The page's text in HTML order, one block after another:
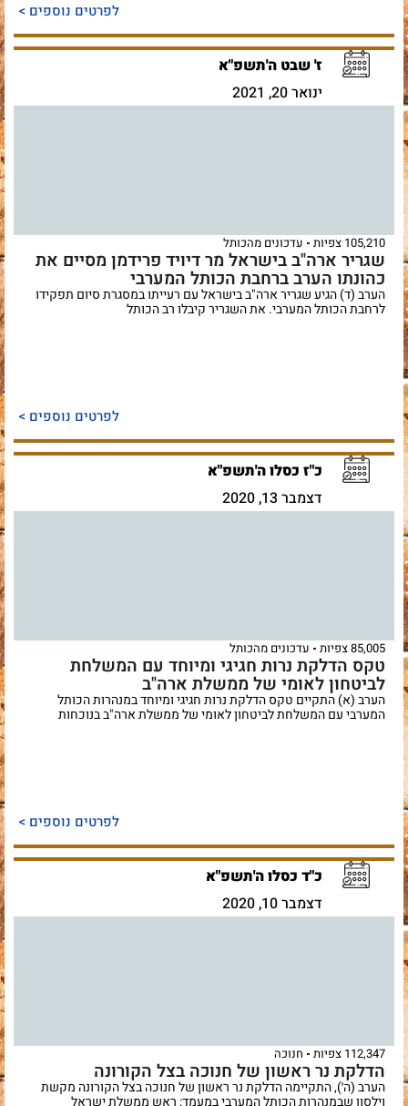
לפרטים נוספים >
ז' שבט ה'תשפ"א
ינואר 20, 2021
105,210 צפיות עדכונים מהכותל
שגריר ארה"ב בישראל מר דיויד פרידמן מסיים את
כהונתו הערב ברחבת הכותל המערבי
הערב (ד) הגיע שגריר ארה"ב בישראל עם רעייתו במסגרת סיום תפקידו
לרחבת הכותל המערבי. את השגריר קיבלו רב הכותל
לפרטים נוספים >
כ"ז כסלו ה'תשפ"א
דצמבר 13, 2020
85,005 צפיות עדכונים מהכותל
טקס הדלקת נרות חגיגי ומיוחד עם המשלחת
לביטחון לאומי של ממשלת ארה"ב
הערב (א) התקיים טקס הדלקת נרות חגיגי ומיוחד במנהרות הכותל
המערבי עם המשלחת לביטחון לאומי של ממשלת ארה"ב בנוכחות
לפרטים נוספים >
כ"ד כסלו ה'תשפ"א
דצמבר 10, 2020
112,347 צפיות חנוכה
הדלקת נר ראשון של חנוכה בצל הקורונה
הערב (ה׳), התקיימה הדלקת נר ראשון של חנוכה בצל הקורונה מקשת
וילסון שבמנהרות הכותל המערבי במעמד: ראש ממשלת ישראל